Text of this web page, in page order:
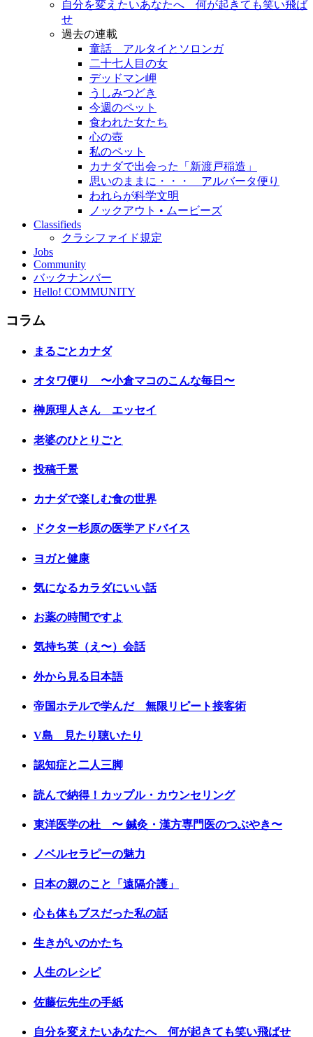
自分を変えたいあなたへ 何が起きても笑い飛ば
せ
過去の連載
童話 アルタイとソロンガ
二十七人目の女
デッドマン岬
うしみつどき
今週のペット
食われた女たち
心の壺
私のペット
カナダで出会った「新渡戸稲造」
思いのままに・・・ アルバータ便り
われらが科学文明
ノックアウト • ムービーズ
Classifieds
クラシファイド規定
Jobs
Community
バックナンバー
Hello! COMMUNITY
コラム
まるごとカナダ
オタワ便り 〜小倉マコのこんな毎日〜
榊原理人さん エッセイ
老婆のひとりごと
投稿千景
カナダで楽しむ食の世界
ドクター杉原の医学アドバイス
ヨガと健康
気になるカラダにいい話
お薬の時間ですよ
気持ち英（え〜）会話
外から見る日本語
帝国ホテルで学んだ 無限リピート接客術
V島 見たり聴いたり
認知症と二人三脚
読んで納得！カップル・カウンセリング
東洋医学の杜 〜 鍼灸・漢方専門医のつぶやき〜
ノベルセラピーの魅力
日本の親のこと「遠隔介護」
心も体もブスだった私の話
生きがいのかたち
人生のレシピ
佐藤伝先生の手紙
自分を変えたいあなたへ 何が起きても笑い飛ばせ